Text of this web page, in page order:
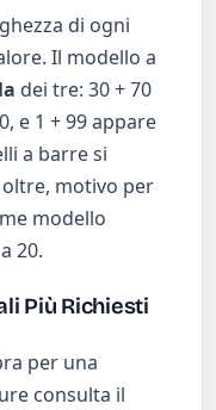
di ogni
Il modello a
dei tre: 30 + 70
e 1 + 99 appare
a barre si
motivo per
modello
20.
Più Richiesti
per una
consulta il